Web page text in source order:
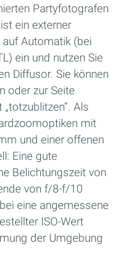
Partyfotografen
ein externer
Automatik (bei
ein und nutzen Sie
Diffusor. Sie können
oder zur Seite
Als
mit
und einer offenen
Eine gute
Belichtungszeit von
von f/8-f/10
eine angemessene
ISO-Wert
der Umgebung